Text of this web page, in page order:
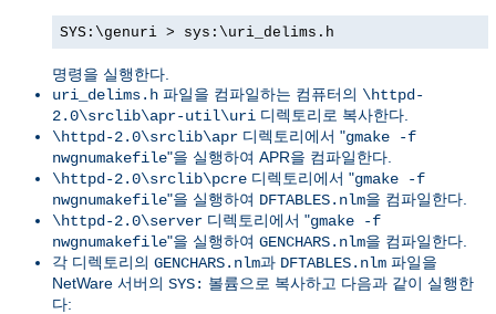
SYS:\genuri > sys:\uri_delims.h
명령을 실행한다.
uri_delims.h 파일을 컴파일하는 컴퓨터의 \httpd-
2.0\srclib\apr-util\uri 디렉토리로 복사한다.
\httpd-2.0\srclib\apr 디렉토리에서 "gmake -f
nwgnumakefile"을 실행하여 APR을 컴파일한다.
\httpd-2.0\srclib\pcre 디렉토리에서 "gmake -f
nwgnumakefile"을 실행하여 DFTABLES.nlm을 컴파일한다.
\httpd-2.0\server 디렉토리에서 "gmake -f
nwgnumakefile"을 실행하여 GENCHARS.nlm을 컴파일한다.
각 디렉토리의 GENCHARS.nlm과 DFTABLES.nlm 파일을
NetWare 서버의 SYS: 볼륨으로 복사하고 다음과 같이 실행한
다: